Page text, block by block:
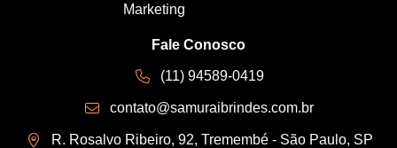
Marketing
Fale Conosco
(11) 94589-0419
contato@samuraibrindes.com.br
R. Rosalvo Ribeiro, 92, Tremembé - São Paulo, SP